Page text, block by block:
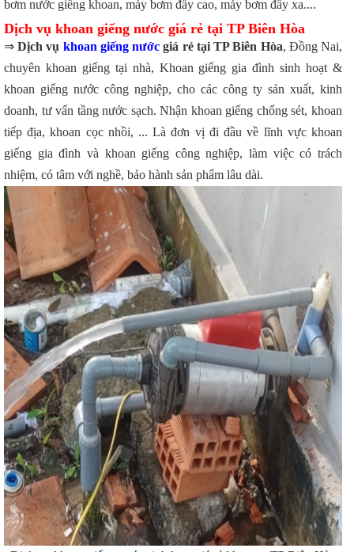
bơm nước giếng khoan, máy bơm đẩy cao, máy bơm đẩy xa....
Dịch vụ khoan giếng nước giá rẻ tại TP Biên Hòa
⇒Dịch vụ khoan giếng nước giá rẻ tại TP Biên Hòa, Đồng Nai,
chuyên khoan giếng tại nhà, Khoan giếng gia đình sinh hoạt &
khoan giếng nước công nghiệp, cho các công ty sản xuất, kinh
doanh, tư vấn tầng nước sạch. Nhận khoan giếng chống sét, khoan
tiếp địa, khoan cọc nhồi, ... Là đơn vị đi đầu về lĩnh vực khoan
giếng gia đình và khoan giếng công nghiệp, làm việc có trách
nhiệm, có tâm với nghề, bảo hành sản phẩm lâu dài.